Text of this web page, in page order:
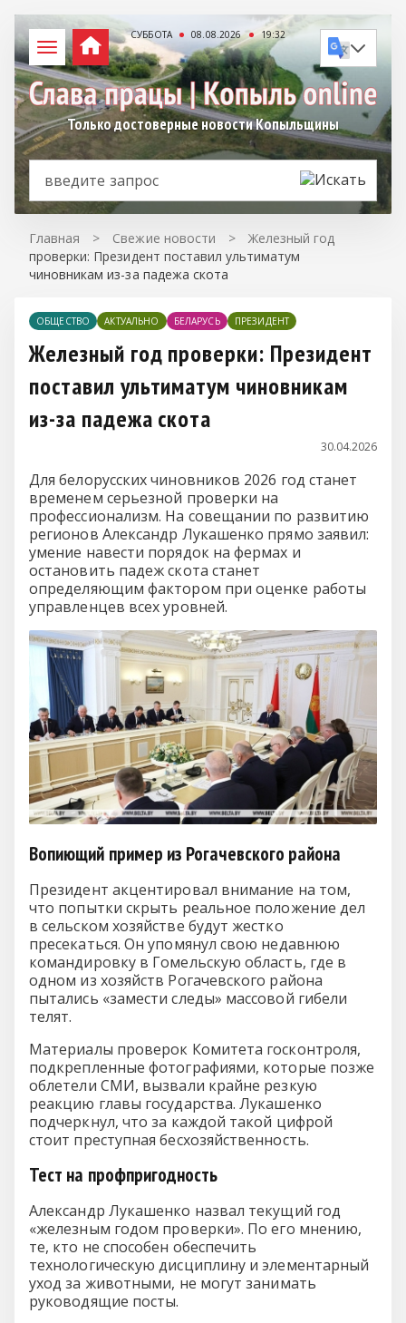
СУББОТА 08.08.2026 19:32
Только достоверные новости Копыльщины
Главная > Свежие новости >
Железный год
проверки: Президент поставил ультиматум
чиновникам из-за падежа скота
ОБЩЕСТВО АКТУАЛЬНО БЕЛАРУСЬ ПРЕЗИДЕНТ
Железный год проверки: Президент
поставил ультиматум чиновникам
из-за падежа скота
30.04.2026
Для белорусских чиновников 2026 год станет
временем серьезной проверки на
профессионализм. На совещании по развитию
регионов Александр Лукашенко прямо заявил:
умение навести порядок на фермах и
остановить падеж скота станет
определяющим фактором при оценке работы
управленцев всех уровней.
Вопиющий пример из Рогачевского района
Президент акцентировал внимание на том,
что попытки скрыть реальное положение дел
в сельском хозяйстве будут жестко
пресекаться. Он упомянул свою недавнюю
командировку в Гомельскую область, где в
одном из хозяйств Рогачевского района
пытались «замести следы» массовой гибели
телят.
Материалы проверок Комитета госконтроля,
подкрепленные фотографиями, которые позже
облетели СМИ, вызвали крайне резкую
реакцию главы государства. Лукашенко
подчеркнул, что за каждой такой цифрой
стоит преступная бесхозяйственность.
Тест на профпригодность
Александр Лукашенко назвал текущий год
«железным годом проверки». По его мнению,
те, кто не способен обеспечить
технологическую дисциплину и элементарный
уход за животными, не могут занимать
руководящие посты.